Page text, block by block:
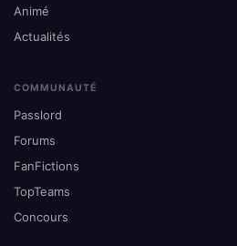
Animé
Actualités
COMMUNAUTÉ
Passlord
Forums
FanFictions
TopTeams
Concours